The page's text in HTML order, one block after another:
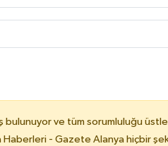
bulunuyor ve tüm sorumluluğu
- Gazete Alanya hiçbir